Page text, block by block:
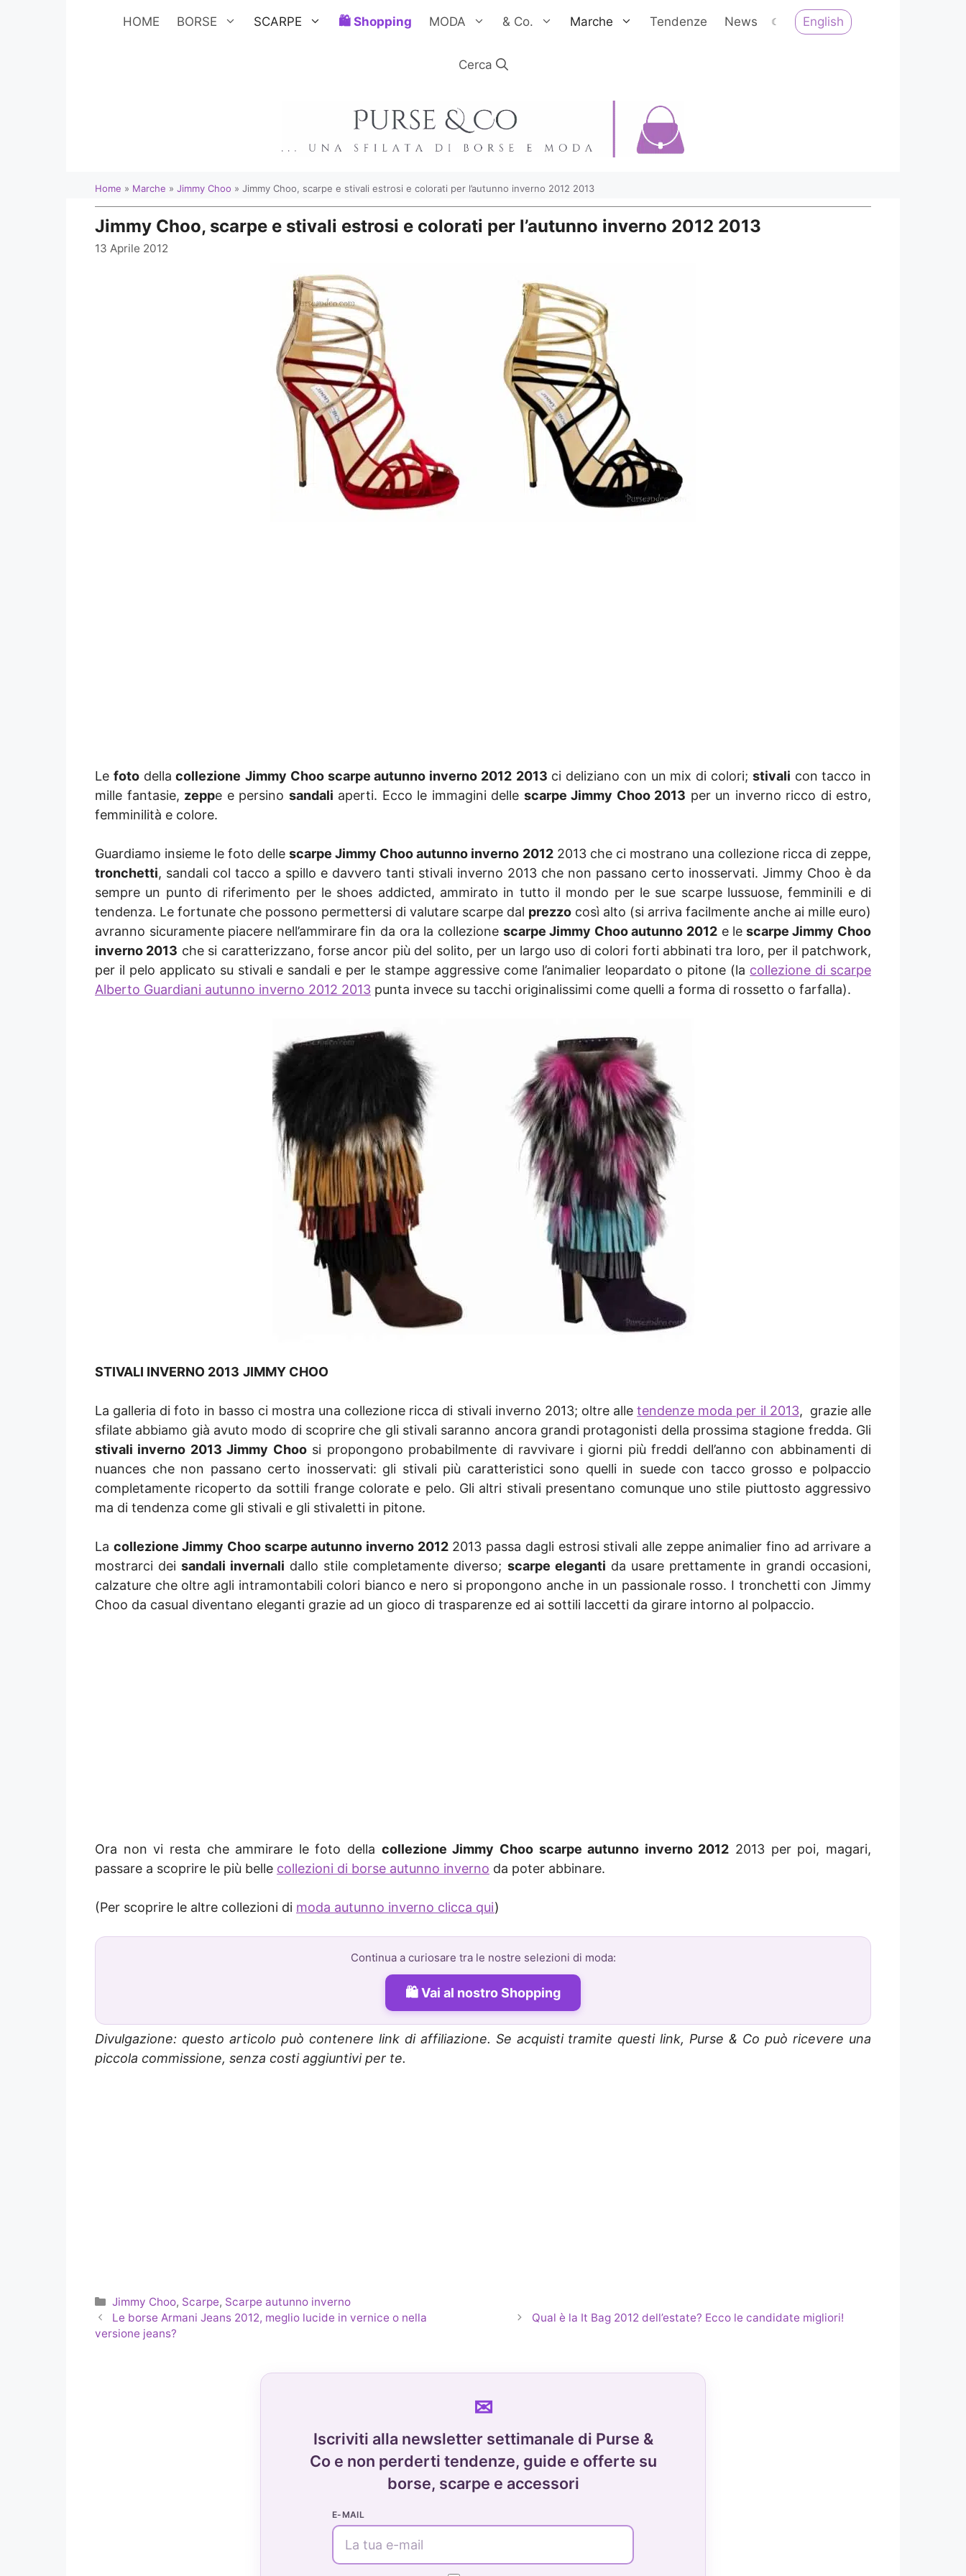
HOME BORSE SCARPE Shopping MODA & Co. Marche Tendenze News ☾ English
Home » Marche » Jimmy Choo » Jimmy Choo, scarpe e stivali estrosi e colorati per l’autunno inverno 2012 2013
Jimmy Choo, scarpe e stivali estrosi e colorati per l’autunno inverno 2012 2013
13 Aprile 2012
Le fotodellacollezione Jimmy Choo scarpe autunno inverno 2012 2013 ci deliziano con un mix di colori; stivali con tacco in
mille fantasie, zeppe e persino sandali aperti. Ecco le immagini delle scarpe Jimmy Choo 2013 per un inverno ricco di estro,
femminilità e colore.
Guardiamo insieme le foto dellescarpe Jimmy Choo autunno inverno 20122013 che ci mostrano una collezione ricca di zeppe,
tronchetti, sandali col tacco a spillo e davvero tanti stivali inverno 2013 che non passano certo inosservati. Jimmy Choo è da
sempre un punto di riferimento per le shoes addicted, ammirato in tutto il mondo per le sue scarpe lussuose, femminili e di
tendenza. Le fortunate che possono permettersi di valutare scarpe dal prezzo così alto (si arriva facilmente anche ai mille euro)
avranno sicuramente piacere nell’ammirare fin da ora la collezione scarpe Jimmy Choo autunno 2012e le scarpe Jimmy Choo
inverno 2013 che si caratterizzano, forse ancor più del solito, per un largo uso di colori forti abbinati tra loro, per il patchwork,
per il pelo applicato su stivali e sandali e per le stampe aggressive come l’animalier leopardato o pitone (la collezione di scarpe
Alberto Guardiani autunno inverno 2012 2013 punta invece su tacchi originalissimi come quelli a forma di rossetto o farfalla).
STIVALI INVERNO 2013 JIMMY CHOO
La galleria di foto in basso ci mostra una collezione ricca di stivali inverno 2013; oltre alletendenze moda per il 2013, grazie alle
sfilate abbiamo già avuto modo di scoprire che gli stivali saranno ancora grandi protagonisti della prossima stagione fredda. Gli
stivali inverno 2013 Jimmy Choosi propongono probabilmente di ravvivare i giorni più freddi dell’anno con abbinamenti di
nuances che non passano certo inosservati: gli stivali più caratteristici sono quelli in suede con tacco grosso e polpaccio
completamente ricoperto da sottili frange colorate e pelo. Gli altri stivali presentano comunque uno stile piuttosto aggressivo
ma di tendenza come gli stivali e gli stivaletti in pitone.
La collezione Jimmy Choo scarpe autunno inverno 20122013 passa dagli estrosi stivali alle zeppe animalier fino ad arrivare a
mostrarci deisandali invernali dallo stile completamente diverso; scarpe eleganti da usare prettamente in grandi occasioni,
calzature che oltre agli intramontabili colori bianco e nero si propongono anche in un passionale rosso. I tronchetti con Jimmy
Choo da casual diventano eleganti grazie ad un gioco di trasparenze ed ai sottili laccetti da girare intorno al polpaccio.
Ora non vi resta che ammirare le foto della collezione Jimmy Choo scarpe autunno inverno 2012 2013 per poi, magari,
passare a scoprire le più belle collezioni di borse autunno inverno da poter abbinare.
(Per scoprire le altre collezioni di moda autunno inverno clicca qui)
Continua a curiosare tra le nostre selezioni di moda:
Vai al nostro Shopping
Divulgazione: questo articolo può contenere link di affiliazione. Se acquisti tramite questi link, Purse & Co può ricevere una
piccola commissione, senza costi aggiuntivi per te.
Categorie
Jimmy Choo, Scarpe, Scarpe autunno inverno
Le borse Armani Jeans 2012, meglio lucide in vernice o nella
versione jeans?
Qual è la It Bag 2012 dell’estate? Ecco le candidate migliori!
Iscriviti alla newsletter settimanale di Purse &
Co e non perderti tendenze, guide e offerte su
borse, scarpe e accessori
E-MAIL